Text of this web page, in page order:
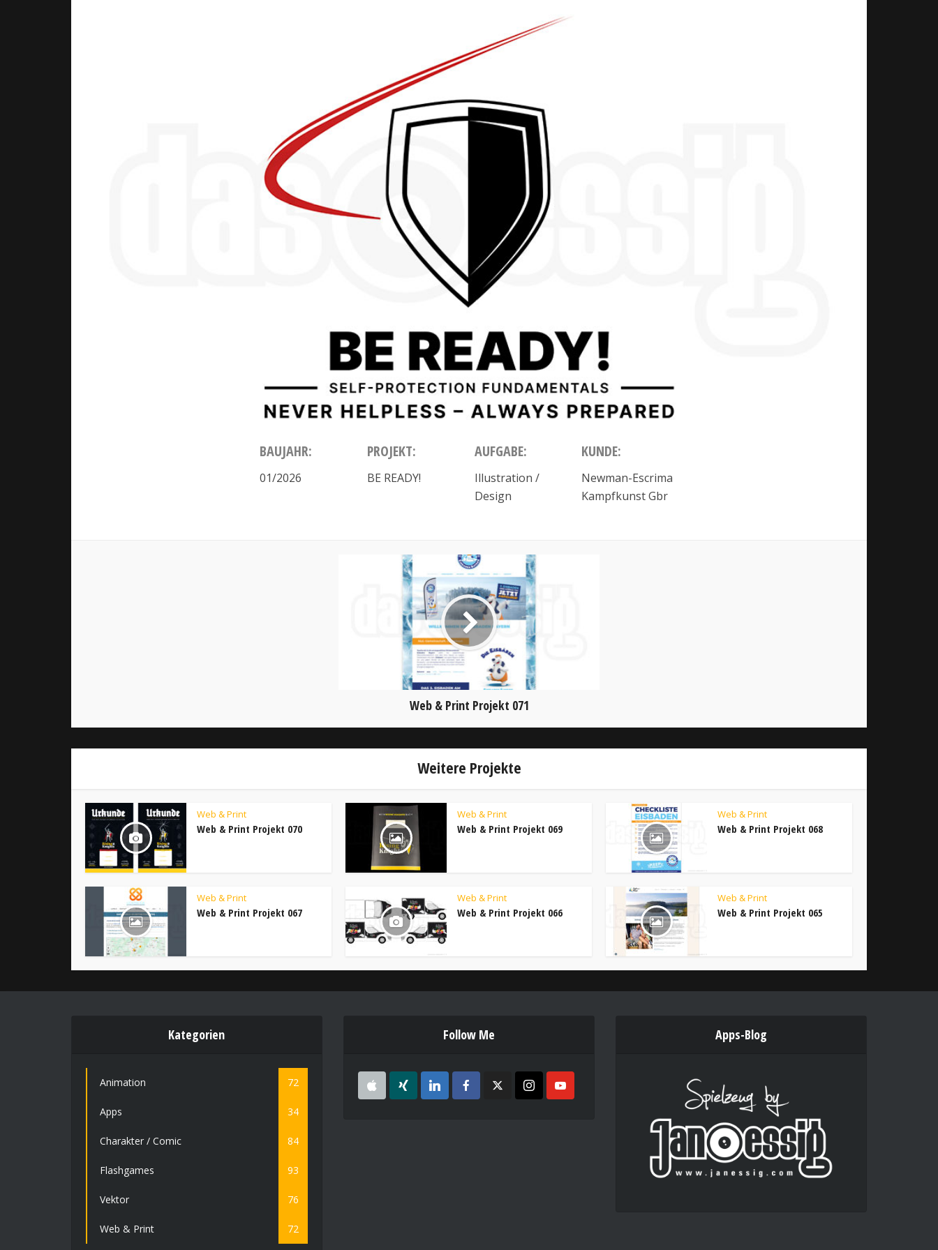
BAUJAHR:
01/2026
PROJEKT:
BE READY!
AUFGABE:
Illustration /
Design
KUNDE:
Newman-Escrima
Kampfkunst Gbr
Web & Print Projekt 071
Weitere Projekte
Web & Print
Web & Print Projekt 070
Web & Print
Web & Print Projekt 069
Web & Print
Web & Print Projekt 068
Web & Print
Web & Print Projekt 067
Web & Print
Web & Print Projekt 066
Web & Print
Web & Print Projekt 065
Kategorien
Animation 72
Apps 34
Charakter / Comic 84
Flashgames 93
Vektor 76
Web & Print 72
Follow Me Apps-Blog